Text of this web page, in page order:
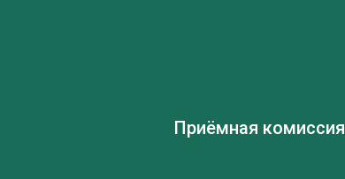
Приёмная комиссия